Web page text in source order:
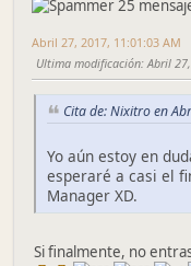
Abril 27, 2017, 11:01:03 AM
Ultima modificación: Abril
Cita de: Nixitro en
Yo aún estoy en
esperaré a casi el
Manager XD.
Si finalmente, no